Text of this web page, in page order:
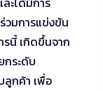
วมการแข่งขัน
รนี้ เกิดขึ้นจาก
กระดับ
ลูกค้า เพื่อ